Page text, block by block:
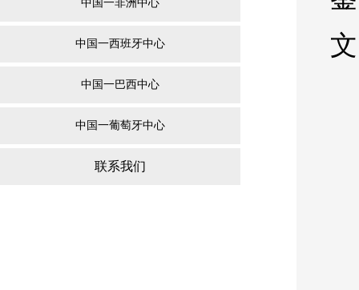
中国一非洲中心
中国一西班牙中心
中国一巴西中心
中国一葡萄牙中心
联系我们